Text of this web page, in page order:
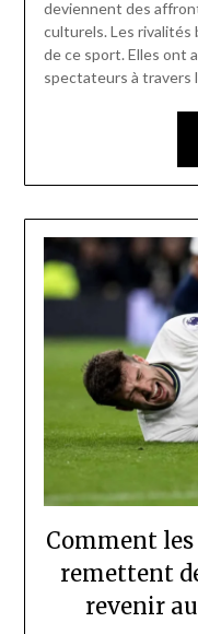
deviennent des
culturels. Les rivalités
de ce sport. Elles ont
spectateurs à travers
Comment
remettent
revenir